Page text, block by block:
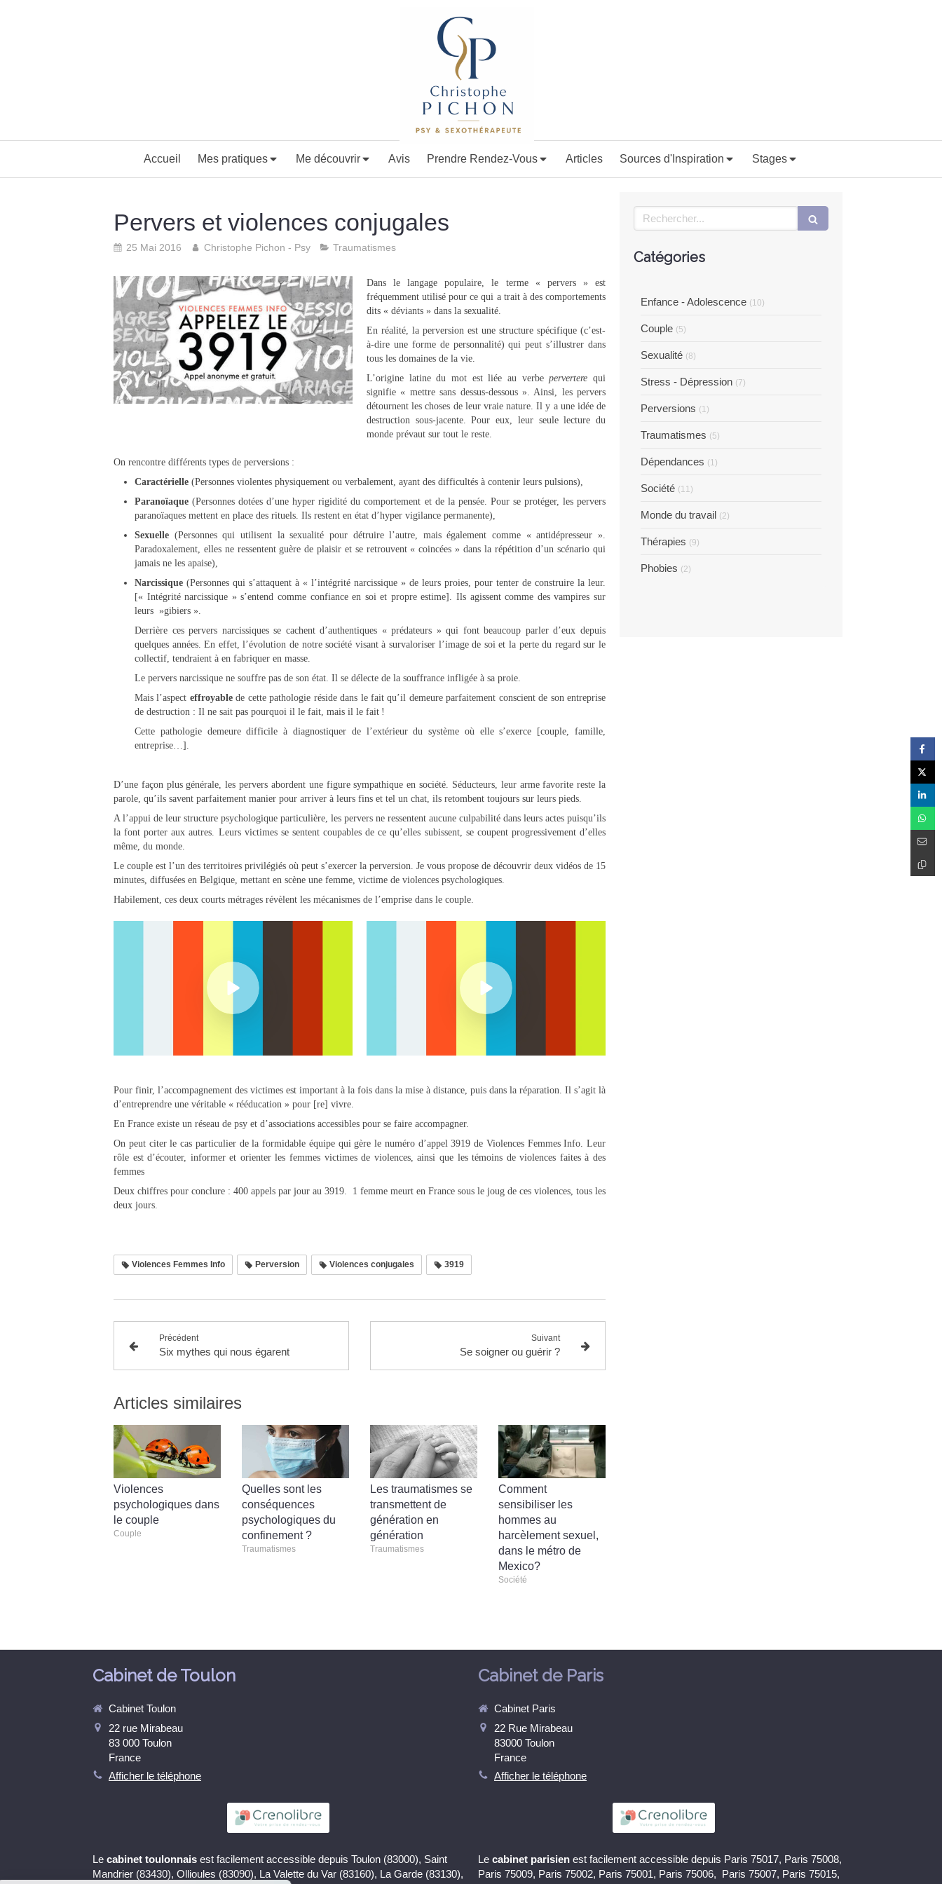
Accueil Mes pratiques Me découvrir Avis Prendre Rendez-Vous Articles Sources d'Inspiration Stages
Pervers et violences conjugales
25 Mai 2016 Christophe Pichon - Psy Traumatismes
Dans le langage populaire, le terme « pervers » est
fréquemment utilisé pour ce qui a trait à des comportements
dits « déviants » dans la sexualité.
En réalité, la perversion est une structure spécifique (c’est-
à-dire une forme de personnalité) qui peut s’illustrer dans
tous les domaines de la vie.
L’origine latine du mot est liée au verbepervertere qui
signifie « mettre sans dessus-dessous ». Ainsi, les pervers
détournent les choses de leur vraie nature. Il y a une idée de
destruction sous-jacente. Pour eux, leur seule lecture du
monde prévaut sur tout le reste.
On rencontre différents types de perversions :
Caractérielle (Personnes violentes physiquement ou verbalement, ayant des difficultés à contenir leurs pulsions),
Paranoïaque (Personnes dotées d’une hyper rigidité du comportement et de la pensée. Pour se protéger, les pervers
paranoïaques mettent en place des rituels. Ils restent en état d’hyper vigilance permanente),
Sexuelle (Personnes qui utilisent la sexualité pour détruire l’autre, mais également comme « antidépresseur ».
Paradoxalement, elles ne ressentent guère de plaisir et se retrouvent « coincées » dans la répétition d’un scénario qui
jamais ne les apaise),
Narcissique (Personnes qui s’attaquent à « l’intégrité narcissique » de leurs proies, pour tenter de construire la leur.
[« Intégrité narcissique » s’entend comme confiance en soi et propre estime]. Ils agissent comme des vampires sur
leurs »gibiers ».
Derrière ces pervers narcissiques se cachent d’authentiques « prédateurs » qui font beaucoup parler d’eux depuis
quelques années. En effet, l’évolution de notre société visant à survaloriser l’image de soi et la perte du regard sur le
collectif, tendraient à en fabriquer en masse.
Le pervers narcissique ne souffre pas de son état. Il se délecte de la souffrance infligée à sa proie.
Mais l’aspect effroyablede cette pathologie réside dans le fait qu’il demeure parfaitement conscient de son entreprise
de destruction : Il ne sait pas pourquoi il le fait, mais il le fait !
Cette pathologie demeure difficile à diagnostiquer de l’extérieur du système où elle s’exerce [couple, famille,
entreprise…].
D’une façon plus générale, les pervers abordent une figure sympathique en société. Séducteurs, leur arme favorite reste la
parole, qu’ils savent parfaitement manier pour arriver à leurs fins et tel un chat, ils retombent toujours sur leurs pieds.
A l’appui de leur structure psychologique particulière, les pervers ne ressentent aucune culpabilité dans leurs actes puisqu’ils
la font porter aux autres. Leurs victimes se sentent coupables de ce qu’elles subissent, se coupent progressivement d’elles
même, du monde.
Le couple est l’un des territoires privilégiés où peut s’exercer la perversion. Je vous propose de découvrir deux vidéos de 15
minutes, diffusées en Belgique, mettant en scène une femme, victime de violences psychologiques.
Habilement, ces deux courts métrages révèlent les mécanismes de l’emprise dans le couple.
Pour finir, l’accompagnement des victimes est important à la fois dans la mise à distance, puis dans la réparation. Il s’agit là
d’entreprendre une véritable « rééducation » pour [re] vivre.
En France existe un réseau de psy et d’associations accessibles pour se faire accompagner.
On peut citer le cas particulier de la formidable équipe qui gère le numéro d’appel 3919 de Violences Femmes Info. Leur
rôle est d’écouter, informer et orienter les femmes victimes de violences, ainsi que les témoins de violences faites à des
femmes
Deux chiffres pour conclure : 400 appels par jour au 3919. 1 femme meurt en France sous le joug de ces violences, tous les
deux jours.
Violences Femmes Info Perversion Violences conjugales 3919
Précédent
Six mythes qui nous égarent
Suivant
Se soigner ou guérir ?
Articles similaires
Violences
psychologiques dans
le couple
Couple
Quelles sont les
conséquences
psychologiques du
confinement ?
Traumatismes
Les traumatismes se
transmettent de
génération en
génération
Traumatismes
Comment
sensibiliser les
hommes au
harcèlement sexuel,
dans le métro de
Mexico?
Société
Rechercher
Catégories
Enfance - Adolescence (10)
Couple (5)
Sexualité (8)
Stress - Dépression (7)
Perversions (1)
Traumatismes (5)
Dépendances (1)
Société (11)
Monde du travail (2)
Thérapies (9)
Phobies (2)
Cabinet de Toulon
Cabinet Toulon
22 rue Mirabeau
83 000 Toulon
France
Afficher le téléphone
Le cabinet toulonnais est facilement accessible depuis Toulon (83000), Saint
Mandrier (83430), Ollioules (83090), La Valette du Var (83160), La Garde (83130),
Cabinet de Paris
Cabinet Paris
22 Rue Mirabeau
83000 Toulon
France
Afficher le téléphone
Le cabinet parisien est facilement accessible depuis Paris 75017, Paris 75008,
Paris 75009, Paris 75002, Paris 75001, Paris 75006, Paris 75007, Paris 75015,
Continuer sans accepter